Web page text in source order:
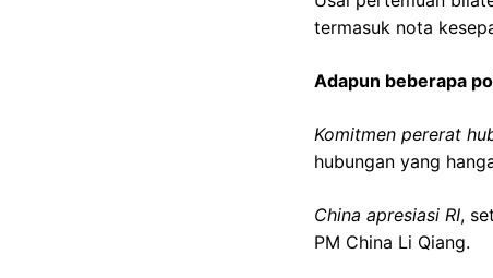
termasuk nota
Adapun beberapa
Komitmen pererat
hubungan yang
China apresiasi RI,
PM China Li Qiang.